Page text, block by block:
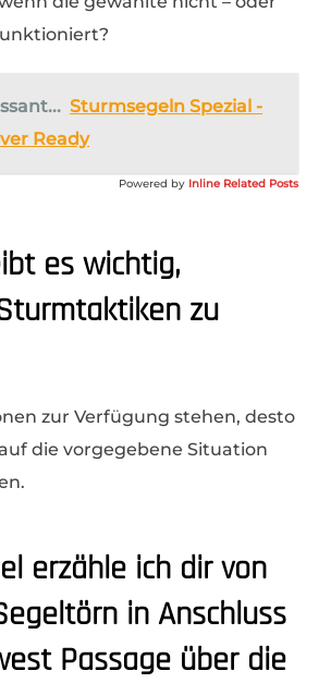
Sturmsegeln Spezial -
Ready
Powered by Inline Related Posts
es wichtig,
zu
zur Verfügung stehen, desto
die vorgegebene Situation
erzähle ich dir von
in Anschluss
Passage über die